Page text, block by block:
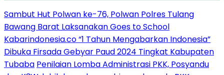
Sambut Hut Polwan ke-76, Polwan Polres Tulang
Bawang Barat Laksanakan Goes to School
Kabarindonesia.co “1 Tahun Mengabarkan Indonesia”
Dibuka Firsada Gebyar Paud 2024 Tingkat Kabupaten
Tubaba Penilaian Lomba Administrasi PKK, Posyandu